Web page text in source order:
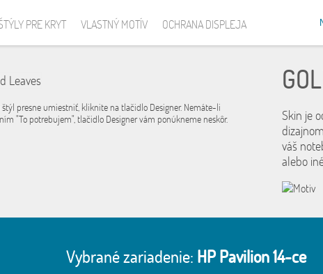
PRE KRYT VLASTNÝ MOTÍV OCHRANA DISPLEJA
presne umiestniť, kliknite na tlačidlo Designer. Nemáte-li
"To potrebujem", tlačidlo Designer vám ponúkneme neskôr.
Skin je
váš
alebo
Vybrané zariadenie: HP Pavilion 14-ce